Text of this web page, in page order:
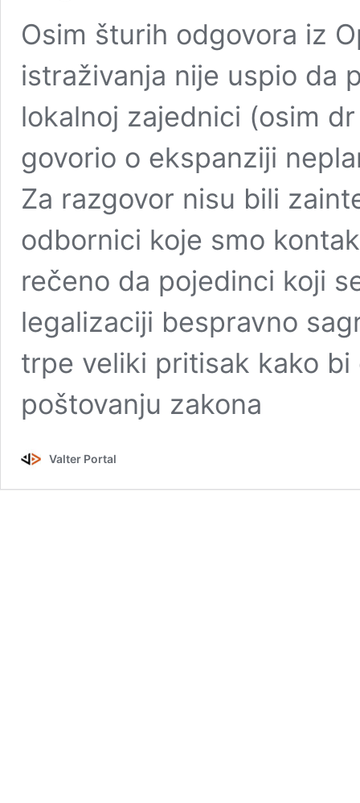
Osim šturih odgovora iz
istraživanja nije uspio da
lokalnoj zajednici (osim
govorio o ekspanziji
Za razgovor nisu bili
odbornici koje smo
rečeno da pojedinci koji
legalizaciji bespravno
trpe veliki pritisak kako
poštovanju zakona
Valter Portal